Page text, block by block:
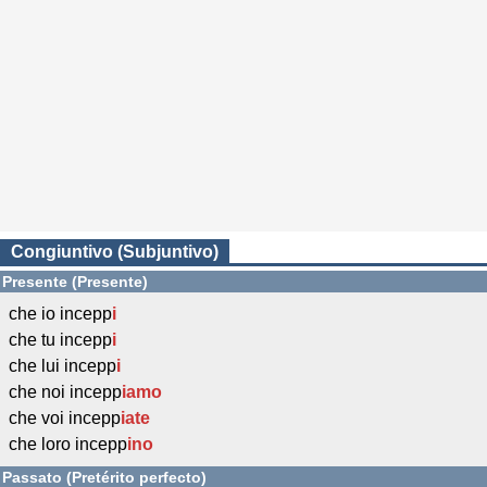
Congiuntivo (Subjuntivo)
Presente (Presente)
che io inceppi
che tu inceppi
che lui inceppi
che noi inceppiamo
che voi inceppiate
che loro inceppino
Passato (Pretérito perfecto)